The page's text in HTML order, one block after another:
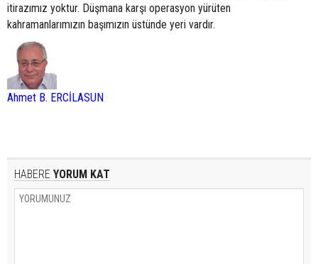
itirazımız yoktur. Düşmana karşı operasyon yürüten
kahramanlarımızın başımızın üstünde yeri vardır.
Ahmet B. ERCİLASUN
HABERE YORUM KAT